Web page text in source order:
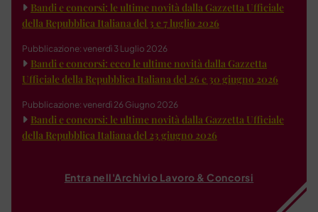
Bandi e concorsi: le ultime novità dalla Gazzetta Ufficiale
della Repubblica Italiana del 3 e 7 luglio 2026
Pubblicazione: venerdì 3 Luglio 2026
Bandi e concorsi: ecco le ultime novità dalla Gazzetta
Ufficiale della Repubblica Italiana del 26 e 30 giugno 2026
Pubblicazione: venerdì 26 Giugno 2026
Bandi e concorsi: le ultime novità dalla Gazzetta Ufficiale
della Repubblica Italiana del 23 giugno 2026
Entra nell'Archivio Lavoro & Concorsi